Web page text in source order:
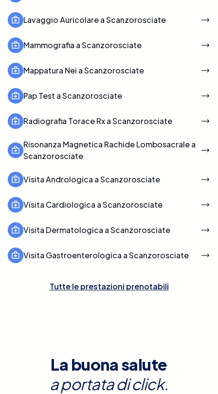
Lavaggio Auricolare a Scanzorosciate
Mammografia a Scanzorosciate
Mappatura Nei a Scanzorosciate
Pap Test a Scanzorosciate
Radiografia Torace Rx a Scanzorosciate
Risonanza Magnetica Rachide Lombosacrale a
Scanzorosciate
Visita Andrologica a Scanzorosciate
Visita Cardiologica a Scanzorosciate
Visita Dermatologica a Scanzorosciate
Visita Gastroenterologica a Scanzorosciate
Tutte le prestazioni prenotabili
La buona salute
a portata di click.